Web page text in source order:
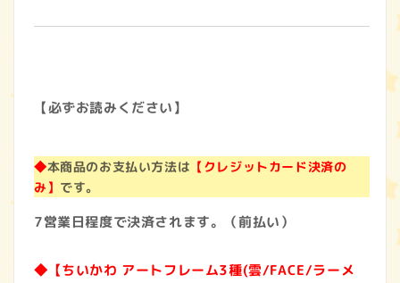
【必ずお読みください】
◆本商品のお支払い方法は 【クレジットカード決済の
み】 です。
7営業日程度で決済されます。（前払い）
◆【ちいかわ アートフレーム3種(雲/FACE/ラーメ